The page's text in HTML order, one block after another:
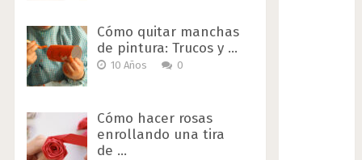
Cómo quitar manchas
de pintura: Trucos y …
10 Años 0
Cómo hacer rosas
enrollando una tira
de …